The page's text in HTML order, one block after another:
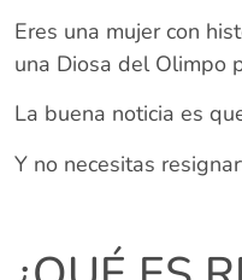
Eres una mujer con
una Diosa del
La buena noticia es
Y no necesitas